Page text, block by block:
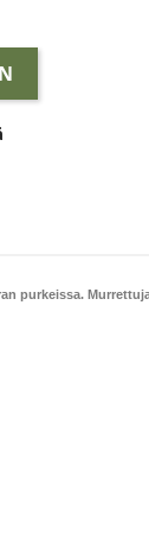
purkeissa.